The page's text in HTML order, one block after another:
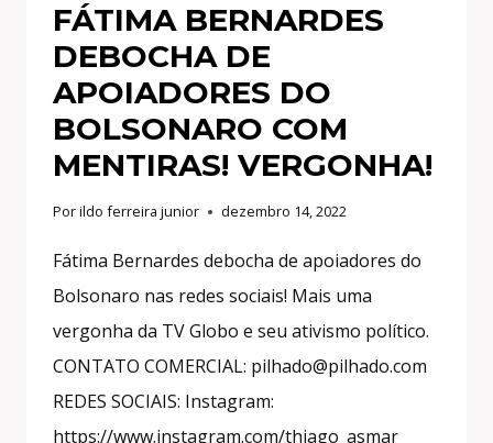
FÁTIMA BERNARDES
DEBOCHA DE
APOIADORES DO
BOLSONARO COM
MENTIRAS! VERGONHA!
Porildo ferreira junior dezembro 14, 2022
Fátima Bernardes debocha de apoiadores do
Bolsonaro nas redes sociais! Mais uma
vergonha da TV Globo e seu ativismo político.
CONTATO COMERCIAL: pilhado@pilhado.com
REDES SOCIAIS: Instagram:
https://www.instagram.com/thiago_asmar